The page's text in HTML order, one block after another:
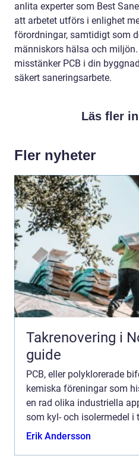
anlita experter som Best
att arbetet utförs i enlighet
förordningar, samtidigt som
människors hälsa och
misstänker PCB i din
säkert saneringsarbete.
Läs fler
Fler nyheter
Takrenovering i
guide
PCB, eller polyklorerade
kemiska föreningar som
en rad olika industriella
som kyl- och isolermedel i
kondensatorer och som
Erik Andersson